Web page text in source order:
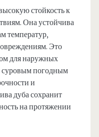
стойкость к
Она устойчива
температур,
Это
для наружных
суровым погодным
и
дуба сохранит
на протяжении